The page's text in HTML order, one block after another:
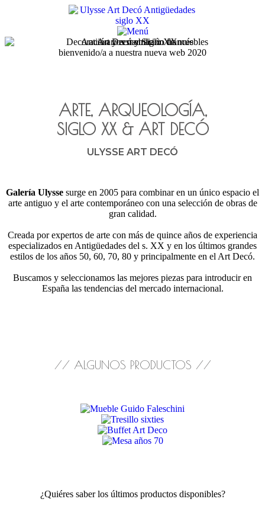
bienvenido/a a nuestra nueva web 2020
ARTE, ARQUEOLOGÍA,
SIGLO XX &ART DECÓ
ULYSSE ART DECÓ
Galería Ulysse surge en 2005 para combinar en un único espacio el
arte antiguo y el arte contemporáneo con una selección de obras de
gran calidad.
Creada por expertos de arte con más de quince años de experiencia
especializados en Antigüedades del s. XX y en los últimos grandes
estilos de los años 50, 60, 70, 80 y principalmente en el Art Decó.
Buscamos y seleccionamos las mejores piezas para introducir en
España las tendencias del mercado internacional.
// ALGUNOS PRODUCTOS //
¿Quiéres saber los últimos productos disponibles?